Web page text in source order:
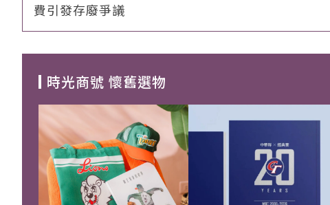
費引發存廢爭議
時光商號 懷舊選物